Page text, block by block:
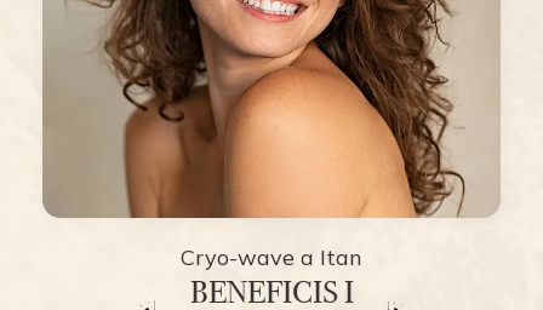
Cryo-wave a Itan
BENEFICIS I